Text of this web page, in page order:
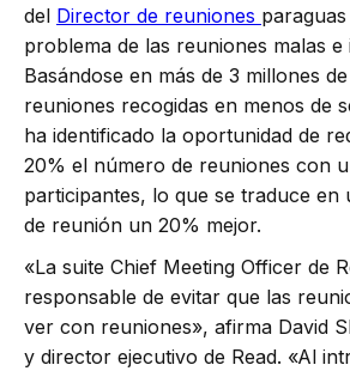
del Director de reuniones
problema de las reuniones malas e
Basándose en más de 3 millones
reuniones recogidas en menos de
ha identificado la oportunidad de
20% el número de reuniones con
participantes, lo que se traduce en
de reunión un 20% mejor.
«La suite Chief Meeting Officer de
responsable de evitar que las
ver con reuniones», afirma David
y director ejecutivo de Read. «Al